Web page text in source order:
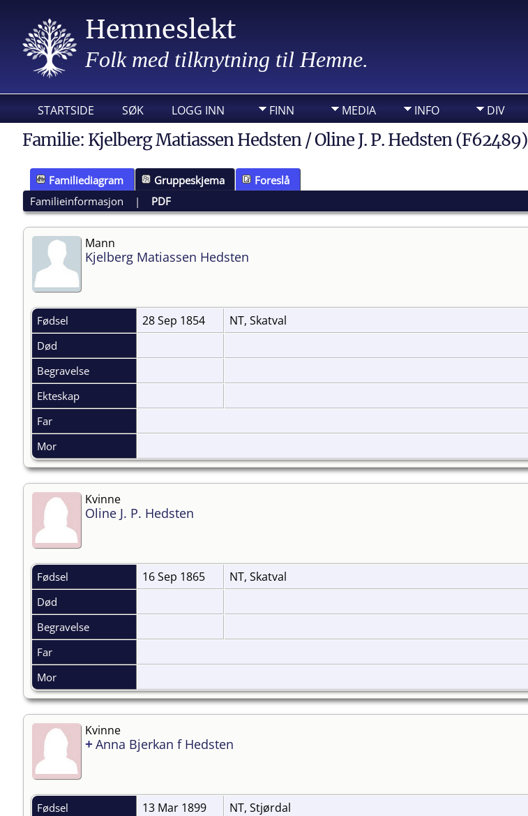
Hemneslekt
Folk med tilknytning til Hemne.
STARTSIDE SØK LOGG INN FINN MEDIA INFO DIV
Familie: Kjelberg Matiassen Hedsten / Oline J. P. Hedsten (F62489)
Familiediagram Gruppeskjema
Foreslå
Familieinformasjon | PDF
Mann
Kjelberg Matiassen Hedsten
Fødsel 28 Sep 1854 NT, Skatval
Død
Begravelse
Ekteskap
Far
Mor
Kvinne
Oline J. P. Hedsten
Fødsel 16 Sep 1865 NT, Skatval
Død
Begravelse
Far
Mor
Kvinne
+Anna Bjerkan f Hedsten
Fødsel 13 Mar 1899 NT, Stjørdal